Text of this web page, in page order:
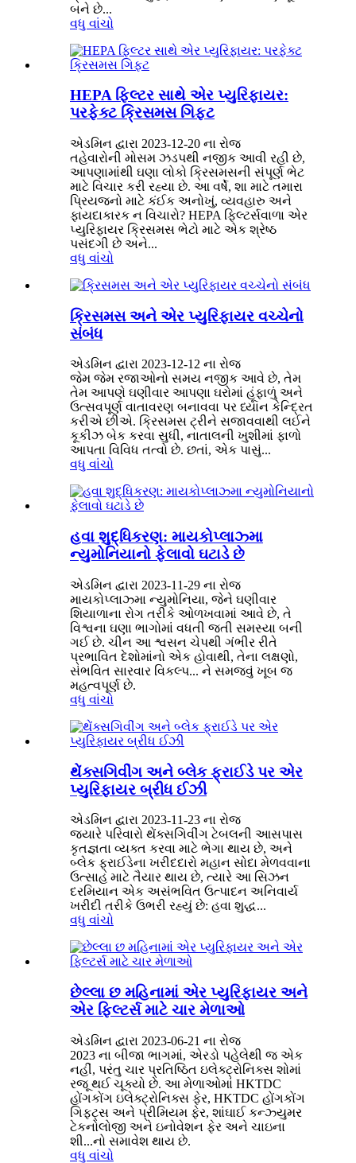
બને છે...
વધુ વાંચો
HEPA ફિલ્ટર સાથે એર પ્યુરિફાયર:
પરફેક્ટ ક્રિસમસ ગિફ્ટ
એડમિન દ્વારા 2023-12-20 ના રોજ
તહેવારોની મોસમ ઝડપથી નજીક આવી રહી છે,
આપણામાંથી ઘણા લોકો ક્રિસમસની સંપૂર્ણ ભેટ
માટે વિચાર કરી રહ્યા છે. આ વર્ષે, શા માટે તમારા
પ્રિયજનો માટે કંઈક અનોખું, વ્યવહારુ અને
ફાયદાકારક ન વિચારો? HEPA ફિલ્ટર્સવાળા એર
પ્યુરિફાયર ક્રિસમસ ભેટો માટે એક શ્રેષ્ઠ
પસંદગી છે અને...
વધુ વાંચો
ક્રિસમસ અને એર પ્યુરિફાયર વચ્ચેનો
સંબંધ
એડમિન દ્વારા 2023-12-12 ના રોજ
જેમ જેમ રજાઓનો સમય નજીક આવે છે, તેમ
તેમ આપણે ઘણીવાર આપણા ઘરોમાં હૂંફાળું અને
ઉત્સવપૂર્ણ વાતાવરણ બનાવવા પર ધ્યાન કેન્દ્રિત
કરીએ છીએ. ક્રિસમસ ટ્રીને સજાવવાથી લઈને
કૂકીઝ બેક કરવા સુધી, નાતાલની ખુશીમાં ફાળો
આપતા વિવિધ તત્વો છે. છતાં, એક પાસું...
વધુ વાંચો
હવા શુદ્ધિકરણ: માયકોપ્લાઝ્મા
ન્યુમોનિયાનો ફેલાવો ઘટાડે છે
એડમિન દ્વારા 2023-11-29 ના રોજ
માયકોપ્લાઝ્મા ન્યુમોનિયા, જેને ઘણીવાર
શિયાળાના રોગ તરીકે ઓળખવામાં આવે છે, તે
વિશ્વના ઘણા ભાગોમાં વધતી જતી સમસ્યા બની
ગઈ છે. ચીન આ શ્વસન ચેપથી ગંભીર રીતે
પ્રભાવિત દેશોમાંનો એક હોવાથી, તેના લક્ષણો,
સંભવિત સારવાર વિકલ્પ... ને સમજવું ખૂબ જ
મહત્વપૂર્ણ છે.
વધુ વાંચો
થેંક્સગિવીંગ અને બ્લેક ફ્રાઈડે પર એર
પ્યુરિફાયર બ્રીધ ઈઝી
એડમિન દ્વારા 2023-11-23 ના રોજ
જ્યારે પરિવારો થેંક્સગિવીંગ ટેબલની આસપાસ
કૃતજ્ઞતા વ્યક્ત કરવા માટે ભેગા થાય છે, અને
બ્લેક ફ્રાઈડેના ખરીદદારો મહાન સોદા મેળવવાના
ઉત્સાહ માટે તૈયાર થાય છે, ત્યારે આ સિઝન
દરમિયાન એક અસંભવિત ઉત્પાદન અનિવાર્ય
ખરીદી તરીકે ઉભરી રહ્યું છે: હવા શુદ્ધ...
વધુ વાંચો
છેલ્લા છ મહિનામાં એર પ્યુરિફાયર અને
એર ફિલ્ટર્સ માટે ચાર મેળાઓ
એડમિન દ્વારા 2023-06-21 ના ​​રોજ
2023 ના બીજા ભાગમાં, એરડો પહેલેથી જ એક
નહીં, પરંતુ ચાર પ્રતિષ્ઠિત ઇલેક્ટ્રોનિક્સ શોમાં
રજૂ થઈ ચૂક્યો છે. આ મેળાઓમાં HKTDC
હોંગકોંગ ઇલેક્ટ્રોનિક્સ ફેર, HKTDC હોંગકોંગ
ગિફ્ટ્સ અને પ્રીમિયમ ફેર, શાંઘાઈ કન્ઝ્યુમર
ટેકનોલોજી અને ઇનોવેશન ફેર અને ચાઇના
શી...નો સમાવેશ થાય છે.
વધુ વાંચો